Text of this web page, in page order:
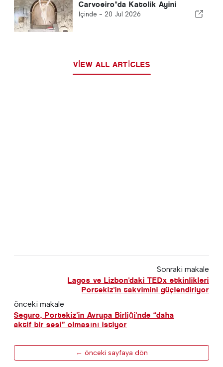
Carvoeiro"da Katolik Ayini
İçinde - 20 Jul 2026
VIEW ALL ARTICLES
Sonraki makale
Lagos ve Lizbon'daki TEDx etkinlikleri
Portekiz'in takvimini güçlendiriyor
önceki makale
Seguro, Portekiz'in Avrupa Birliği'nde “daha
aktif bir sesi” olmasını istiyor
← önceki sayfaya dön